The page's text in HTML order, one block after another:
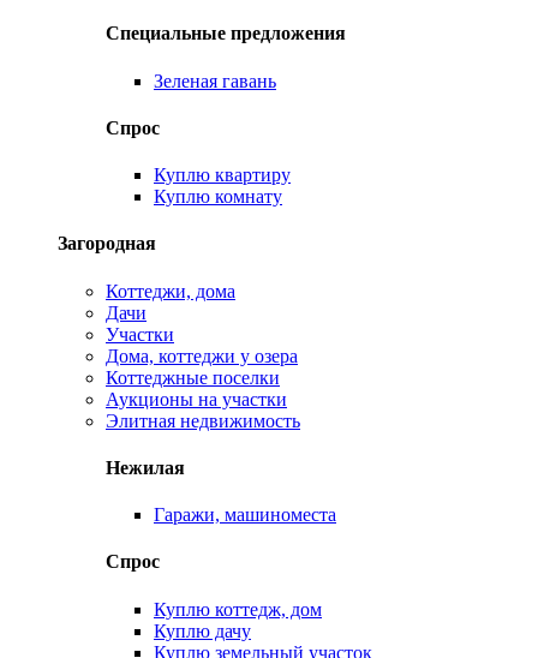
Специальные предложения
Зеленая гавань
Спрос
Куплю квартиру
Куплю комнату
Загородная
Коттеджи, дома
Дачи
Участки
Дома, коттеджи у озера
Коттеджные поселки
Аукционы на участки
Элитная недвижимость
Нежилая
Гаражи, машиноместа
Спрос
Куплю коттедж, дом
Куплю дачу
Куплю земельный участок